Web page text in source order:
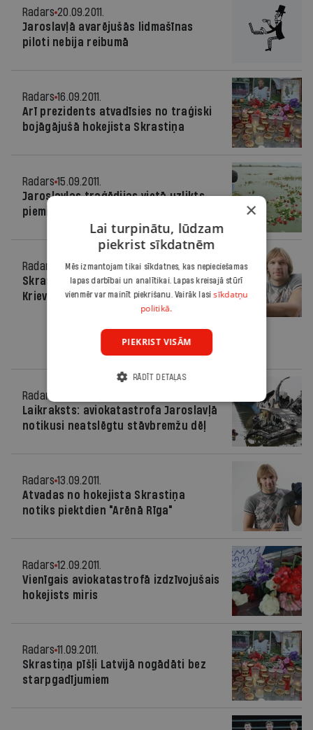
Radars 20.09.2011.
Jaroslavļā avarējušās lidmašīnas
piloti nebija reibumā
Radars 16.09.2011.
Arī prezidents atvadīsies no traģiski
bojāgājušā hokejista Skrastiņa
Radars 15.09.2011.
Jaroslavļas traģēdijas vietā uzlikts
piemiņas krusts
Radars
15.09.2011.
Skrastiņa sieva: «Pēc avārijas
Krievijas sistēmā nekas nemainīsies»
Radars
Laikraksts: aviokatastrofa Jaroslavļā
notikusi neatslēgtu stāvbremžu dēļ
Radars 13.09.2011.
Atvadas no hokejista Skrastiņa
notiks piektdien "Arēnā Rīga"
Radars 12.09.2011.
Vienīgais aviokatastrofā izdzīvojušais
hokejists miris
Radars 11.09.2011.
Skrastiņa pīšļi Latvijā nogādāti bez
starpgadījumiem
×
Lai turpinātu, lūdzam
piekrist sīkdatnēm
Mēs izmantojam tikai sīkdatnes, kas nepieciešamas
lapas darbībai un analītikai. Lapas kreisajā stūrī
vienmēr var mainīt piekrišanu. Vairāk lasisīkdatņu
politikā.
PIEKRIST VISĀM
RĀDĪT DETAĻAS